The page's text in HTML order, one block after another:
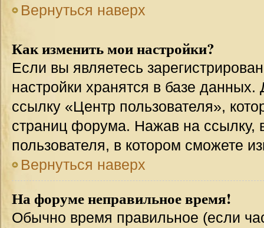
Вернуться наверх
Как изменить мои настройки?
Если вы являетесь
настройки хранятся в базе
ссылку «Центр пользователя»,
страниц форума. Нажав на ссылку,
пользователя, в котором сможете
Вернуться наверх
На форуме неправильное время!
Обычно время правильное (если